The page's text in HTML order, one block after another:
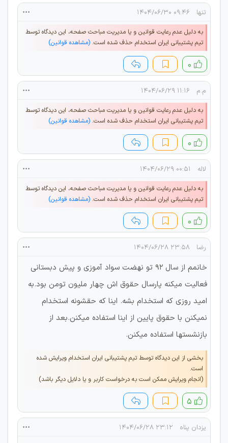
تنها ۰۹:۴۶ ۱۴۰۴/۰۶/۳۰
به دلیل عدم رعایت قوانین و یا مدیریت مباحث صفحه، این دیدگاه توسط
تیم پشتیبانی ایران استخدام حذف شده است. (مشاهده قوانین)
۰
م.م ۱۱:۱۶ ۱۴۰۴/۰۶/۲۹
به دلیل عدم رعایت قوانین و یا مدیریت مباحث صفحه، این دیدگاه توسط
تیم پشتیبانی ایران استخدام حذف شده است. (مشاهده قوانین)
۰
لاله ۰۰:۵۱ ۱۴۰۴/۰۶/۲۹
به دلیل عدم رعایت قوانین و یا مدیریت مباحث صفحه، این دیدگاه توسط
تیم پشتیبانی ایران استخدام حذف شده است. (مشاهده قوانین)
۰
رضا ۲۳:۵۸ ۱۴۰۴/۰۶/۲۸
خانمم از سال ۹۲ تو نهضت سواد آموزی و پیش دبستانی
فعالیت میکنه پارسال حقوق اش چهار ملیون تومن بود.به
امید روزی که استخدام بشه. اینا که حقشونه استخدام
نمیکنن با حقوق پایین از اینا استفاده میکنن.بعد از
بازنشستها استفاده میکنن.
بخشی از این دیدگاه توسط تیم پشتیبانی ایران استخدام ویرایش شده
است.
(انجام ویرایش ممکن است به درخواست کاربر و یا دلایل دیگر باشد)
۵
یزدان پناه ۲۳:۱۲ ۱۴۰۴/۰۶/۲۸